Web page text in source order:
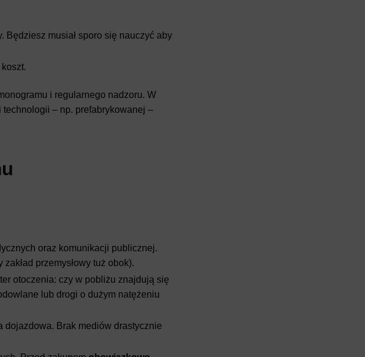
musiał sporo się nauczyć aby
i regularnego nadzoru. W
– np. prefabrykowanej –
oraz komunikacji publicznej.
przemysłowy tuż obok).
otoczenia: czy w pobliżu znajdują się
lub drogi o dużym natężeniu
Brak mediów drastycznie